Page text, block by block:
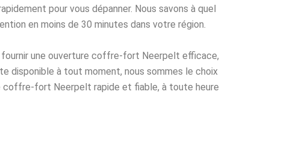
pour vous dépanner. Nous savons à quel
en moins de 30 minutes dans votre région.
une ouverture coffre-fort Neerpelt efficace,
disponible à tout moment, nous sommes le choix
coffre-fort Neerpelt rapide et fiable, à toute heure